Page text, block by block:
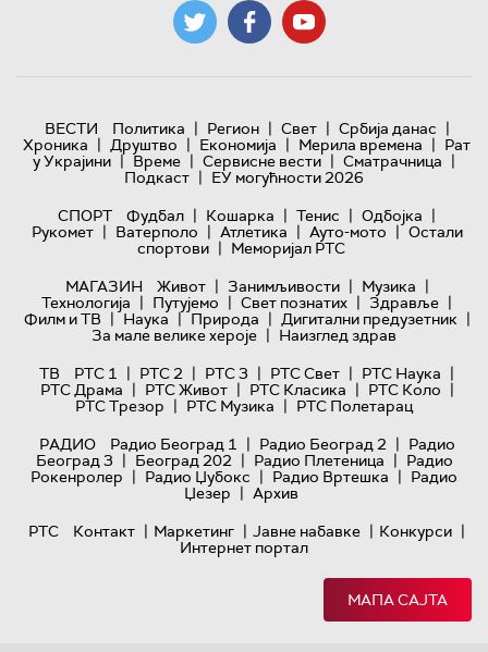
ВЕСТИ Политика | Регион | Свет | Србија данас |
Хроника | Друштво | Економија | Мерила времена | Рат
у Украјини | Време | Сервисне вести | Сматрачница |
Подкаст | ЕУ могућности 2026
СПОРТ
Фудбал | Кошарка | Тенис | Одбојка |
Рукомет | Ватерполо | Атлетика | Ауто-мото | Остали
спортови | Меморијал РТС
МАГАЗИН
Живот | Занимљивости | Музика |
Технологијa | Путујемо | Свет познатих | Здравље |
Филм и ТВ | Наука | Природа | Дигитални предузетник |
За мале велике хероје | Наизглед здрав
ТВ
РТС 1 | РТС 2 | РТС 3 | РТС Свет | РТС Наука |
РТС Драма | РТС Живот | РТС Класика | РТС Коло |
РТС Трезор | РТС Музика | РТС Полетарац
РАДИО
Радио Београд 1 | Радио Београд 2 | Радио
Београд 3 | Београд 202 | Радио Плетеница | Радио
Рокенролер | Радио Џубокс | Радио Вртешка | Радио
Џезер | Архив
РТС
Контакт | Маркетинг | Јавне набавке | Конкурси |
Интернет портал
МАПА САЈТА